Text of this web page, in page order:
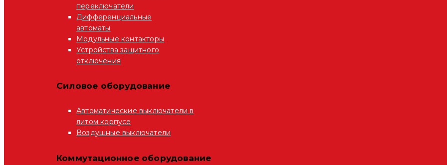
переключатели
Дифференциальные
автоматы
Модульные контакторы
Устройства защитного
отключения
Силовое оборудование
Автоматические выключатели в
литом корпусе
Воздушные выключатели
Коммутационное оборудование